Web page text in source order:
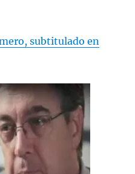
subtitulado en